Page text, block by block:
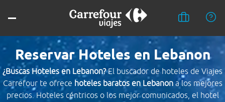
Reservar Hoteles en Lebanon
¿Buscas Hoteles en Lebanon?El buscador de hoteles de Viajes
Carrefour te ofrece hoteles baratos en Lebanon a los mejores
precios. Hoteles céntricos o los mejor comunicados, el hotel